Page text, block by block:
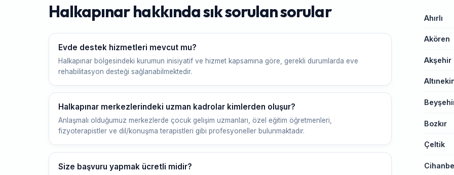
Halkapınar hakkında sık sorulan sorular
Evde destek hizmetleri mevcut mu?
Halkapınar bölgesindeki kurumun inisiyatif ve hizmet kapsamına göre, gerekli durumlarda eve
rehabilitasyon desteği sağlanabilmektedir.
Halkapınar merkezlerindeki uzman kadrolar kimlerden oluşur?
Anlaşmalı olduğumuz merkezlerde çocuk gelişim uzmanları, özel eğitim öğretmenleri,
fizyoterapistler ve dil/konuşma terapistleri gibi profesyoneller bulunmaktadır.
Size başvuru yapmak ücretli midir?
Ahırlı
Akören
Akşehir
Bozkır
Çeltik